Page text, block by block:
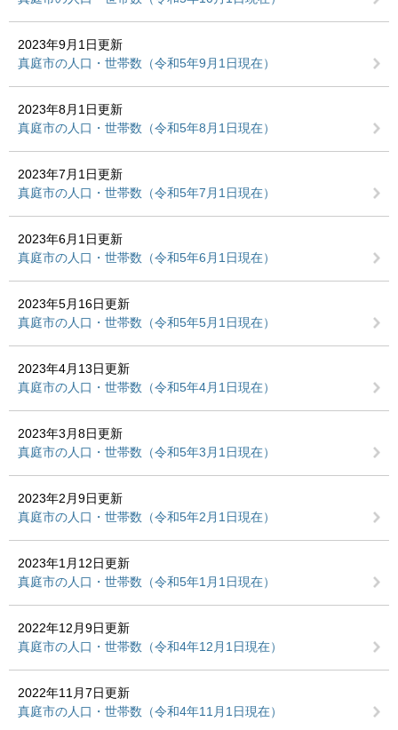
2023年9月1日更新
真庭市の人口・世帯数（令和5年9月1日現在）
2023年8月1日更新
真庭市の人口・世帯数（令和5年8月1日現在）
2023年7月1日更新
真庭市の人口・世帯数（令和5年7月1日現在）
2023年6月1日更新
真庭市の人口・世帯数（令和5年6月1日現在）
2023年5月16日更新
真庭市の人口・世帯数（令和5年5月1日現在）
2023年4月13日更新
真庭市の人口・世帯数（令和5年4月1日現在）
2023年3月8日更新
真庭市の人口・世帯数（令和5年3月1日現在）
2023年2月9日更新
真庭市の人口・世帯数（令和5年2月1日現在）
2023年1月12日更新
真庭市の人口・世帯数（令和5年1月1日現在）
2022年12月9日更新
真庭市の人口・世帯数（令和4年12月1日現在）
2022年11月7日更新
真庭市の人口・世帯数（令和4年11月1日現在）